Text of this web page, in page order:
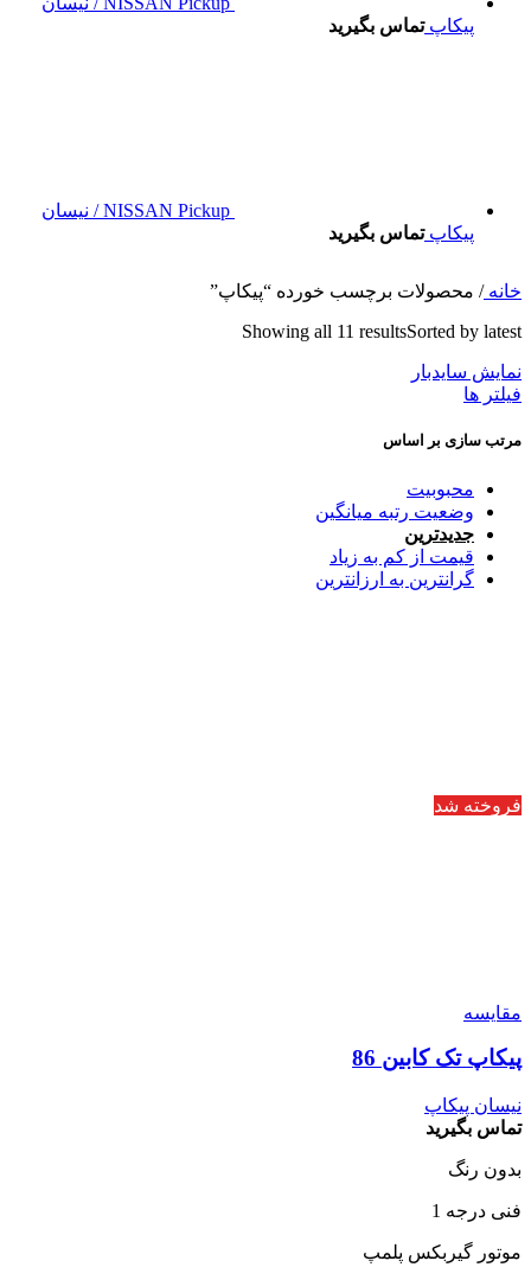
پیکاپتماس بگیرید
NISSAN Pickup / نیسان
پیکاپتماس بگیرید
خانه/ محصولات برچسب خورده “پیکاپ”
Showing all 11 resultsSorted by latest
نمایش سایدبار
فیلتر ها
مرتب سازی بر اساس
محبوبیت
وضعیت رتبه میانگین
جدیدترین
قیمت از کم به زیاد
گرانترین به ارزانترین
فروخته شد
مقایسه
پیکاپ تک کابین 86
نیسان پیکاپ
تماس بگیرید
بدون رنگ
فنی درجه 1
موتور گیربکس پلمپ